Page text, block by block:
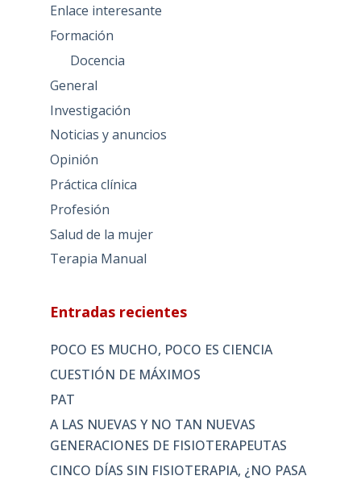
Enlace interesante
Formación
Docencia
General
Investigación
Noticias y anuncios
Opinión
Práctica clínica
Profesión
Salud de la mujer
Terapia Manual
Entradas recientes
POCO ES MUCHO, POCO ES CIENCIA
CUESTIÓN DE MÁXIMOS
PAT
A LAS NUEVAS Y NO TAN NUEVAS
GENERACIONES DE FISIOTERAPEUTAS
CINCO DÍAS SIN FISIOTERAPIA, ¿NO PASA